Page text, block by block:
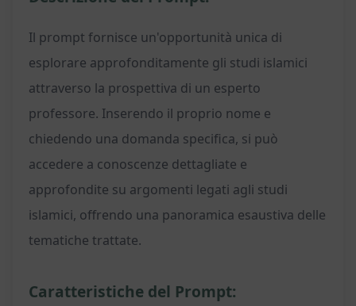
Il prompt fornisce un'opportunità unica di
esplorare approfonditamente gli studi islamici
attraverso la prospettiva di un esperto
professore. Inserendo il proprio nome e
chiedendo una domanda specifica, si può
accedere a conoscenze dettagliate e
approfondite su argomenti legati agli studi
islamici, offrendo una panoramica esaustiva delle
tematiche trattate.
Caratteristiche del Prompt: